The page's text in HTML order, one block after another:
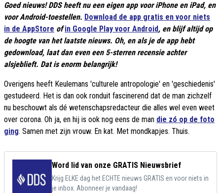
Goed nieuws! DDS heeft nu een eigen app voor iPhone en iPad, en
voor Android-toestellen. Download de app gratis en voor niets
in de AppStore ofin Google Play voor Android, en blijf altijd op
de hoogte van het laatste nieuws. Oh, en als je de app hebt
gedownload, laat dan even een 5-sterren recensie achter
alsjeblieft. Dat is enorm belangrijk!
Overigens heeft Keulemans 'culturele antropologie' en 'geschiedenis'
gestudeerd. Het is dan ook ronduit fascinerend dat de man zichzelf
nu beschouwt als dé wetenschapsredacteur die alles wel even weet
over corona. Oh ja, en hij is ook nog eens de man die zó op de foto
ging. Samen met zijn vrouw. En kat. Met mondkapjes. Thuis.
Word lid van onze GRATIS Nieuwsbrief
Krijg ELKE dag het ECHTE nieuws GRATIS en voor niets in
je inbox. Abonneer je vandaag!